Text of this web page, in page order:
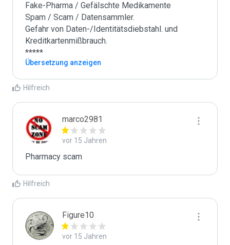
Fake-Pharma / Gefälschte Medikamente
Spam / Scam / Datensammler.
Gefahr von Daten-/Identitätsdiebstahl. und
Kreditkartenmißbrauch.
*****
Übersetzung anzeigen
Hilfreich
marco2981
vor 15 Jahren
Pharmacy scam
Hilfreich
Figure10
vor 15 Jahren